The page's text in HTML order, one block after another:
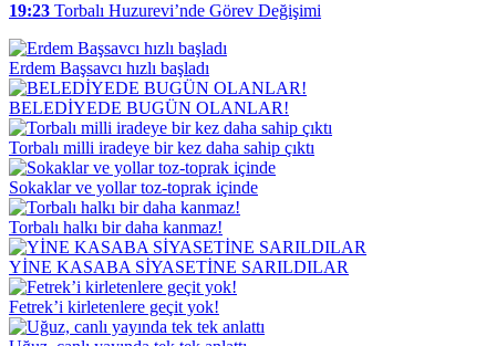
19:23 Torbalı Huzurevi’nde Görev Değişimi
Erdem Başsavcı hızlı başladı
BELEDİYEDE BUGÜN OLANLAR!
Torbalı milli iradeye bir kez daha sahip çıktı
Sokaklar ve yollar toz-toprak içinde
Torbalı halkı bir daha kanmaz!
YİNE KASABA SİYASETİNE SARILDILAR
Fetrek’i kirletenlere geçit yok!